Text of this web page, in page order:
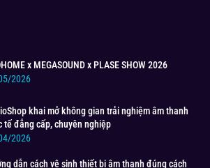
x MEGASOUND x PLASE SHOW 2026
2026
khai mở không gian trải nghiệm âm thanh
tế đẳng cấp, chuyên nghiệp
2026
dẫn cách vệ sinh thiết bị âm thanh đúng cách